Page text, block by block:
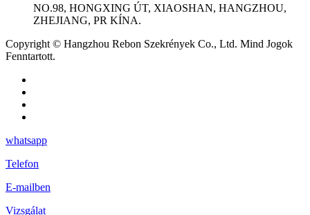
NO.98, HONGXING ÚT, XIAOSHAN, HANGZHOU,
ZHEJIANG, PR KÍNA.
Copyright © Hangzhou Rebon Szekrények Co., Ltd. Mind Jogok
Fenntartott.
whatsapp
Telefon
E-mailben
Vizsgálat